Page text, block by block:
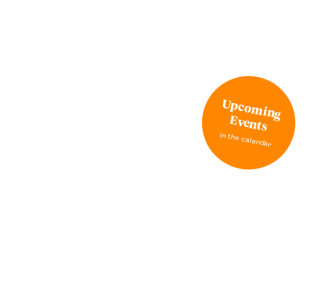
Upcoming
Events
in the calendar